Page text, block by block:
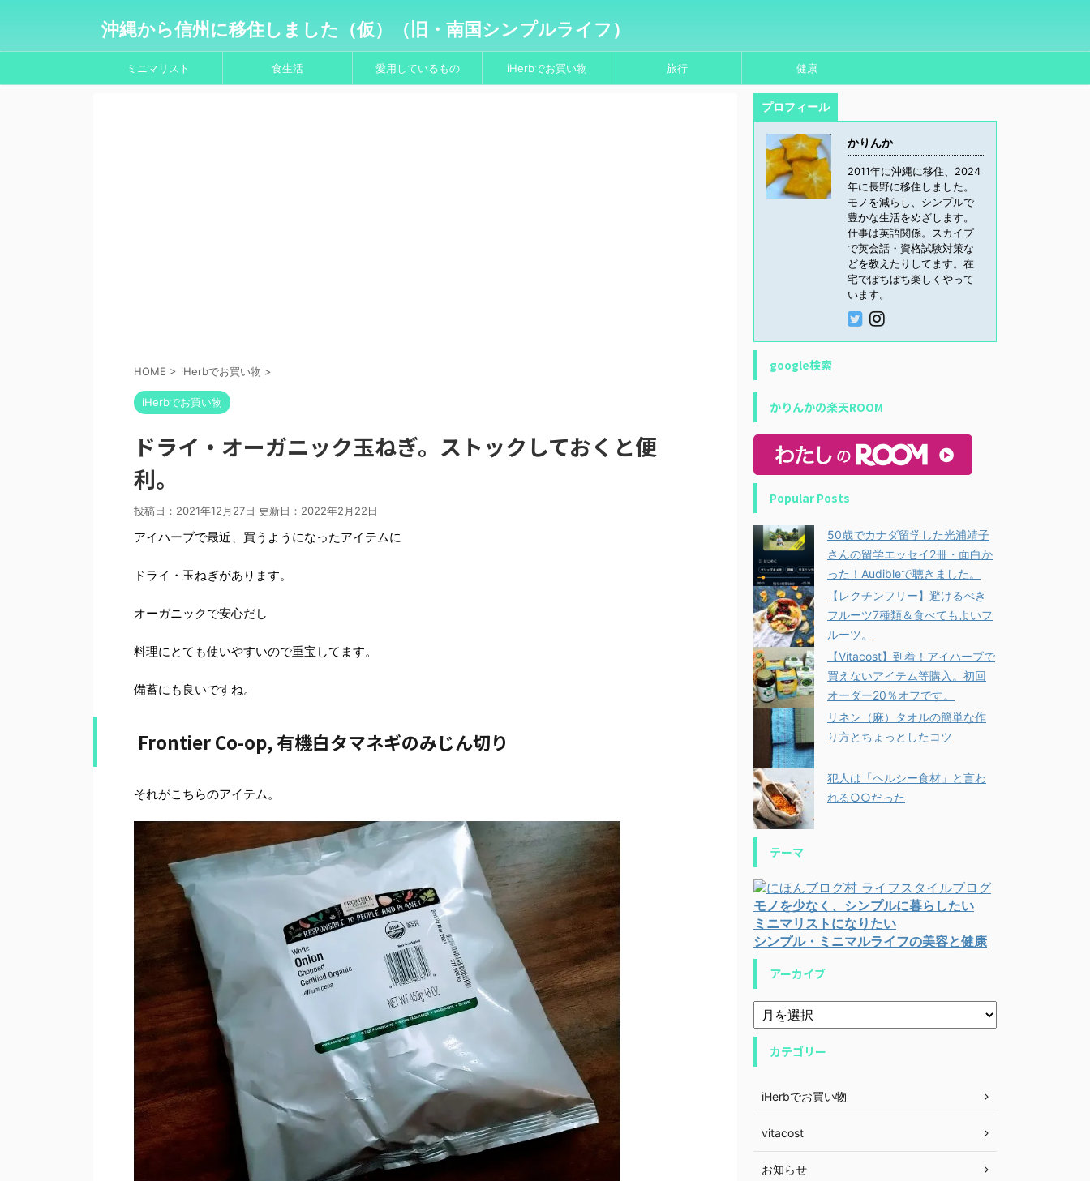
沖縄から信州に移住しました（仮）（旧・南国シンプルライフ）
ミニマリスト 食生活 愛用しているもの iHerbでお買い物 旅行 健康
HOME > iHerbでお買い物 >
iHerbでお買い物
ドライ・オーガニック玉ねぎ。ストックしておくと便
利。
投稿日：2021年12月27日 更新日： 2022年2月22日
アイハーブで最近、買うようになったアイテムに
ドライ・玉ねぎがあります。
オーガニックで安心だし
料理にとても使いやすいので重宝してます。
備蓄にも良いですね。
Frontier Co-op, 有機白タマネギのみじん切り
それがこちらのアイテム。
プロフィール
かりんか
2011年に沖縄に移住、2024
年に長野に移住しました。
モノを減らし、シンプルで
豊かな生活をめざします。
仕事は英語関係。スカイプ
で英会話・資格試験対策な
どを教えたりしてます。在
宅でぼちぼち楽しくやって
います。
google検索
かりんかの楽天ROOM
Popular Posts
50歳でカナダ留学した光浦靖子
さんの留学エッセイ2冊・面白か
った！Audibleで聴きました。
【レクチンフリー】避けるべき
フルーツ7種類＆食べてもよいフ
ルーツ。
【Vitacost】到着！アイハーブで
買えないアイテム等購入。初回
オーダー20％オフです。
リネン（麻）タオルの簡単な作
り方とちょっとしたコツ
犯人は「ヘルシー食材」と言わ
れる○○だった
テーマ
モノを少なく、シンプルに暮らしたい
ミニマリストになりたい
シンプル・ミニマルライフの美容と健康
アーカイブ
カテゴリー
iHerbでお買い物
vitacost
お知らせ